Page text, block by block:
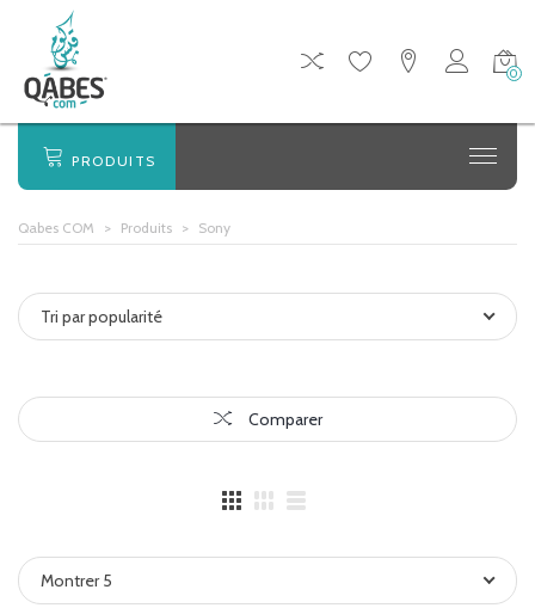
0
PRODUITS
Qabes COM > Produits > Sony
Tri par popularité
Comparer
Montrer 5